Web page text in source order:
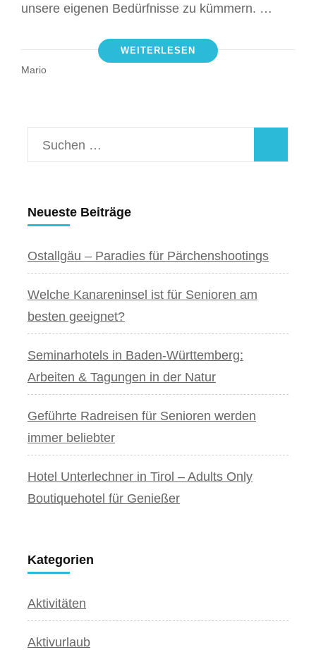
unsere eigenen Bedürfnisse zu kümmern. …
WEITERLESEN
Mario
Suchen
nach:
Neueste Beiträge
Ostallgäu – Paradies für Pärchenshootings
Welche Kanareninsel ist für Senioren am
besten geeignet?
Seminarhotels in Baden-Württemberg:
Arbeiten & Tagungen in der Natur
Geführte Radreisen für Senioren werden
immer beliebter
Hotel Unterlechner in Tirol – Adults Only
Boutiquehotel für Genießer
Kategorien
Aktivitäten
Aktivurlaub